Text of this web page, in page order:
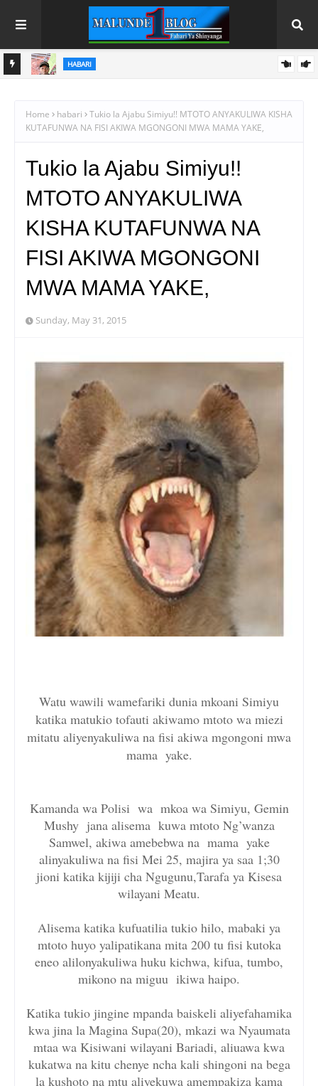
`HABARI
Home habari
Tukio la Ajabu Simiyu!! MTOTO ANYAKULIWA KISHA
KUTAFUNWA NA FISI AKIWA MGONGONI MWA MAMA YAKE,
Tukio la Ajabu Simiyu!!
MTOTO ANYAKULIWA
KISHA KUTAFUNWA NA
FISI AKIWA MGONGONI
MWA MAMA YAKE,
Sunday, May 31, 2015
Watu wawili wamefariki dunia mkoani Simiyu
katika matukio tofauti akiwamo mtoto wa miezi
mitatu aliyenyakuliwa na fisi akiwa mgongoni mwa
mama yake.
Kamanda wa Polisi wa mkoa wa Simiyu, Gemin
Mushy jana alisema kuwa mtoto Ng’wanza
Samwel, akiwa amebebwa na mama yake
alinyakuliwa na fisi Mei 25, majira ya saa 1;30
jioni katika kijiji cha Ngugunu,Tarafa ya Kisesa
wilayani Meatu.
Alisema katika kufuatilia tukio hilo, mabaki ya
mtoto huyo yalipatikana mita 200 tu fisi kutoka
eneo alilonyakuliwa huku kichwa, kifua, tumbo,
mikono na miguu ikiwa haipo.
Katika tukio jingine mpanda baiskeli aliyefahamika
kwa jina la Magina Supa(20), mkazi wa Nyaumata
mtaa wa Kisiwani wilayani Bariadi, aliuawa kwa
kukatwa na kitu chenye ncha kali shingoni na bega
la kushoto na mtu aliyekuwa amempakiza kama